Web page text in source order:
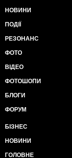
НОВИНИ
ПОДІЇ
РЕЗОНАНС
ФОТО
ВІДЕО
ФОТОШОПИ
БЛОГИ
ФОРУМ
БІЗНЕС
НОВИНИ
ГОЛОВНЕ